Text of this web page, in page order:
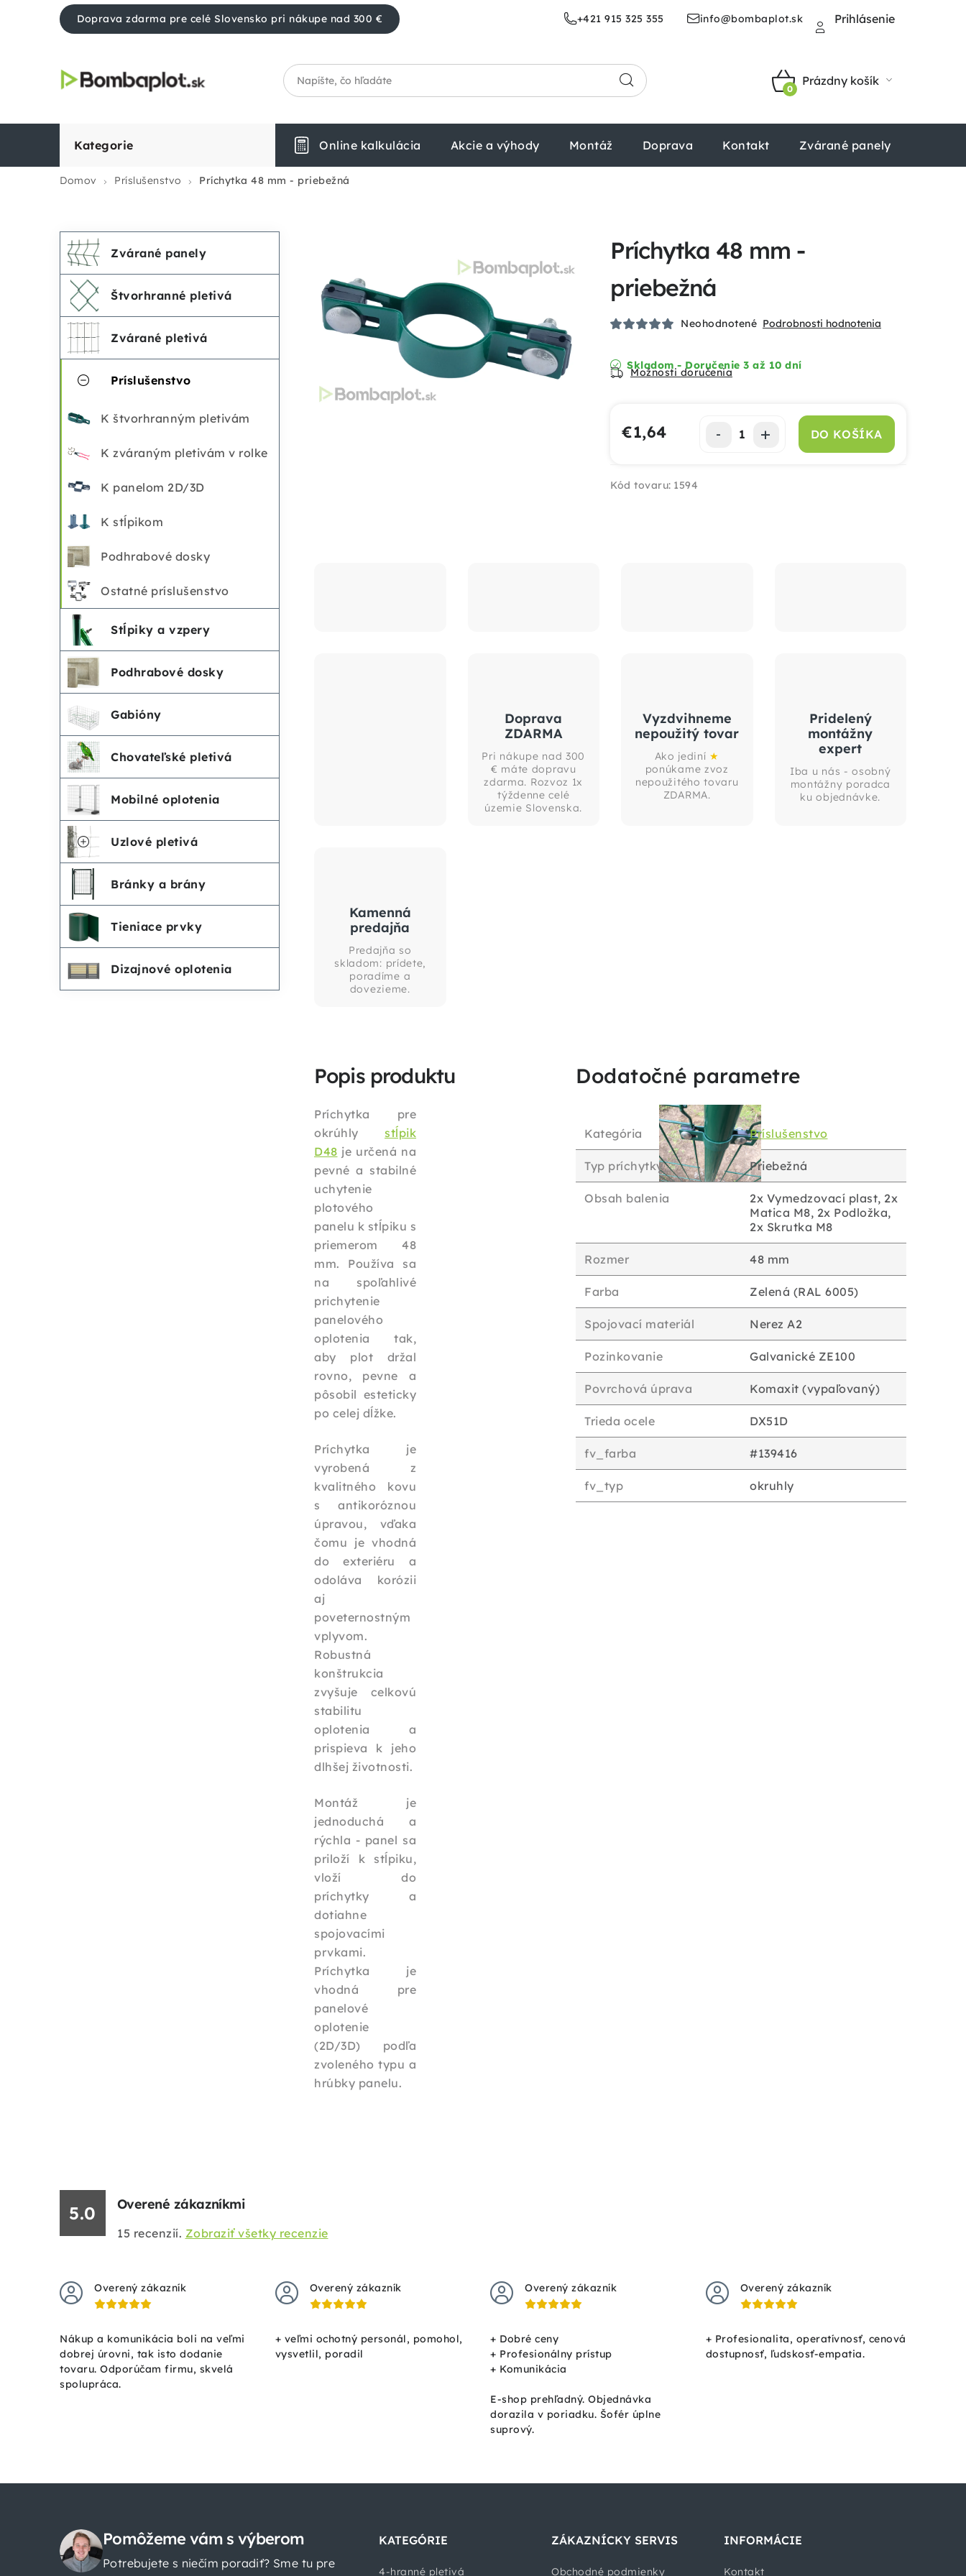
Doprava zdarma pre celé Slovensko pri nákupe nad 300 € +421 915 325 355 info@bombaplot.sk Prihlásenie
NÁKUPNÝ
Prázdny košík
Kategorie Online kalkulácia Akcie a výhody Montáž Doprava Kontakt Zvárané panely
Domov Príslušenstvo Príchytka 48 mm - priebežná
B
o
č
n
n
e
Preskočiť
kategórie
K
a
g
Zvárané panely
Štvorhranné pletivá
Zvárané pletivá
Príslušenstvo
K štvorhranným pletivám
K zváraným pletivám v rolke
K panelom 2D/3D
K stĺpikom
Podhrabové dosky
Ostatné príslušenstvo
Stĺpiky a vzpery
Podhrabové dosky
Gabióny
Chovateľské pletivá
Mobilné oplotenia
Uzlové pletivá
Bránky a brány
Tieniace prvky
Dizajnové oplotenia
Príchytka 48 mm -
priebežná
Neohodnotené Podrobnosti hodnotenia
Skladom - Doručenie 3 až 10 dní
Možnosti doručenia
€1,64 DO KOŠÍKA
Kód tovaru: 1594
Doprava
ZDARMA
Pri nákupe nad 300
€ máte dopravu
zdarma. Rozvoz 1x
týždenne celé
územie Slovenska.
Vyzdvihneme
nepoužitý tovar
Ako jediní ★
ponúkame zvoz
nepoužitého tovaru
ZDARMA.
Pridelený
montážny
expert
Iba u nás - osobný
montážny poradca
ku objednávke.
Kamenná
predajňa
Predajňa so
skladom: prídete,
poradíme a
dovezieme.
Popis produktu
Príchytka pre
okrúhly stĺpik
D48 je určená na
pevné a stabilné
uchytenie
plotového
panelu k stĺpiku s
priemerom 48
mm. Používa sa
na spoľahlivé
prichytenie
panelového
oplotenia tak,
aby plot držal
rovno, pevne a
pôsobil esteticky
po celej dĺžke.
Príchytka je
vyrobená z
kvalitného kovu
s antikoróznou
úpravou, vďaka
čomu je vhodná
do exteriéru a
odoláva korózii
aj
poveternostným
vplyvom.
Robustná
konštrukcia
zvyšuje celkovú
stabilitu
oplotenia a
prispieva k jeho
dlhšej životnosti.
Montáž je
jednoduchá a
rýchla - panel sa
priloží k stĺpiku,
vloží do
príchytky a
dotiahne
spojovacími
prvkami.
Príchytka je
vhodná pre
panelové
oplotenie
(2D/3D) podľa
zvoleného typu a
hrúbky panelu.
Dodatočné parametre
Kategória Príslušenstvo
Typ príchytky Priebežná
Obsah balenia
2x Vymedzovací plast, 2x
Matica M8, 2x Podložka,
2x Skrutka M8
Rozmer 48 mm
Farba Zelená (RAL 6005)
Spojovací materiál Nerez A2
Pozinkovanie Galvanické ZE100
Povrchová úprava Komaxit (vypaľovaný)
Trieda ocele DX51D
fv_farba #139416
fv_typ okruhly
5.0 Overené zákazníkmi
15 recenzií. Zobraziť všetky recenzie
Overený zákazník
Nákup a komunikácia boli na veľmi
dobrej úrovni, tak isto dodanie
tovaru. Odporúčam firmu, skvelá
spolupráca.
Overený zákazník
+ veľmi ochotný personál, pomohol,
vysvetlil, poradil
Overený zákazník
+ Dobré ceny
+ Profesionálny prístup
+ Komunikácia
E-shop prehľadný. Objednávka
dorazila v poriadku. Šofér úplne
suprový.
Overený zákazník
+ Profesionalita, operatívnosť, cenová
dostupnosť, ľudskosť-empatia.
Pomôžeme vám s výberom
Potrebujete s niečím poradiť? Sme tu pre
KATEGÓRIE
4-hranné pletivá
ZÁKAZNÍCKY SERVIS
Obchodné podmienky
INFORMÁCIE
Kontakt